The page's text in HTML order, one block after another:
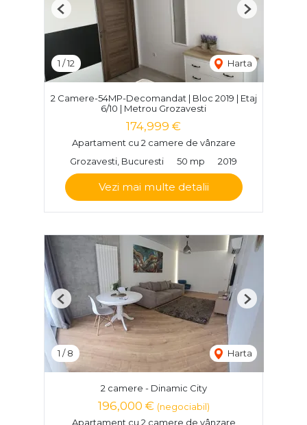
1 /12 Harta
Previous Next
2 Camere-54MP-Decomandat | Bloc 2019 | Etaj
6/10 | Metrou Grozavesti
174,999 €
Apartament cu 2 camere de vânzare
Grozavesti, Bucuresti
50 mp 2019
Vezi mai multe detalii
1 /8 Harta
Previous Next
2 camere - Dinamic City
196,000 € (negociabil)
Apartament cu 2 camere de vânzare